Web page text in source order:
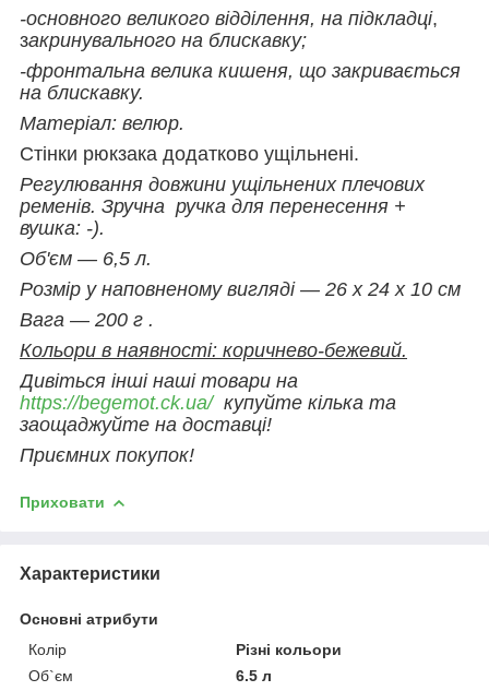
-основного великого відділення, на підкладці,
закринувального на блискавку;
-фронтальна велика кишеня, що закривається
на блискавку.
Матеріал: велюр.
Стінки рюкзака додатково ущільнені.
Регулювання довжини ущільнених плечових
ременів. Зручна ручка для перенесення +
вушка: -).
Об'єм — 6,5 л.
Розмір у наповненому вигляді — 26 х 24 х 10 см
Вага — 200 г .
Кольори в наявності: коричнево-бежевий.
Дивіться інші наші товари на
https://begemot.ck.ua/купуйте кілька та
заощаджуйте на доставці!
Приємних покупок!
Приховати
Характеристики
Основні атрибути
Колір
Різні кольори
Об`єм
6.5 л